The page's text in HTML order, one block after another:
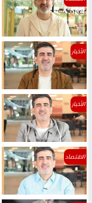
الأخبار
الأخبار
الاقتصاد